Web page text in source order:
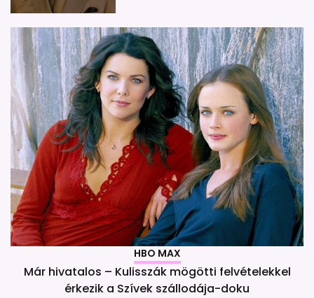
HBO MAX
Már hivatalos – Kulisszák mögötti felvételekkel
érkezik a Szívek szállodája-doku